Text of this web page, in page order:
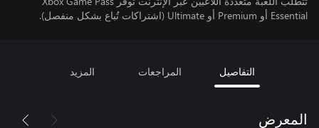
Essential أو Premium أو Ultimate (اشتراكات تُباع بشكل منفصل).
التفاصيل المراجعات المزيد
المعرض